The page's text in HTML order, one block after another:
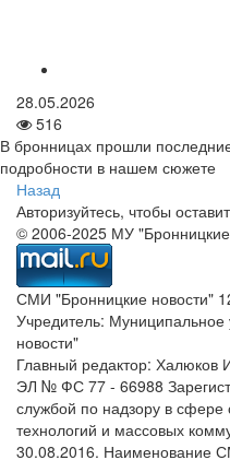
28.05.2026
516
В бронницах прошли
подробности в нашем сюжете
Назад
Авторизуйтесь, чтобы
© 2006-2025 МУ
СМИ "Бронницкие новости"
Учредитель:
новости"
Главный редактор: Халюков
ЭЛ № ФС 77 - 66988
службой по надзору в
технологий и массовых
30.08.2016. Наименование